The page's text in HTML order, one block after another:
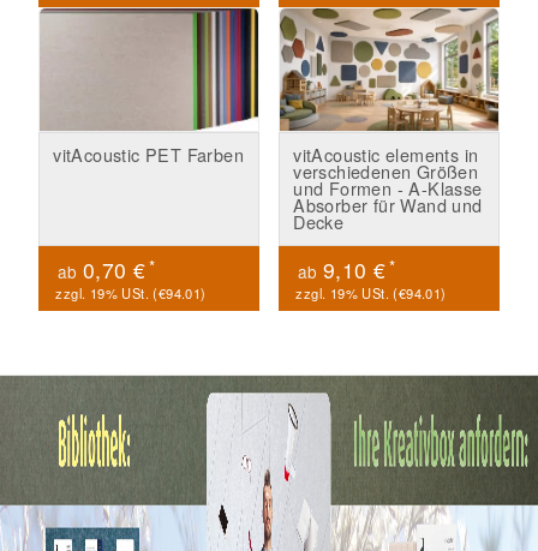
vitAcoustic PET Farben
ab 0,70 €*
zzgl. 19% USt. (€94.01)
vitAcoustic elements in
verschiedenen Größen
und Formen - A-Klasse
Absorber für Wand und
Decke
ab 9,10 €*
zzgl. 19% USt. (€94.01)